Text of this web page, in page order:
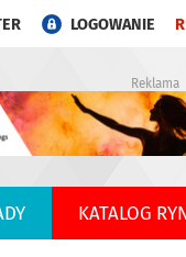
LOGOWANIE
Reklama
KATALOG